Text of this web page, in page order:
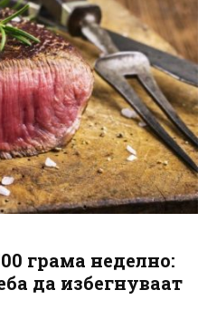
грама неделно:
да избегнуваат